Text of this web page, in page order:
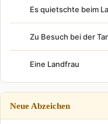
Es quietschte beim
Zu Besuch bei der
Eine Landfrau
Neue Abzeichen